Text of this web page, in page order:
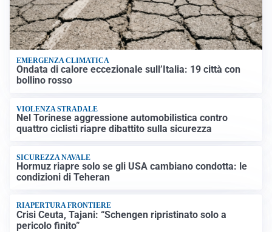
EMERGENZA CLIMATICA
Ondata di calore eccezionale sull’Italia: 19 città con
bollino rosso
VIOLENZA STRADALE
Nel Torinese aggressione automobilistica contro
quattro ciclisti riapre dibattito sulla sicurezza
SICUREZZA NAVALE
Hormuz riapre solo se gli USA cambiano condotta: le
condizioni di Teheran
RIAPERTURA FRONTIERE
Crisi Ceuta, Tajani: “Schengen ripristinato solo a
pericolo finito”